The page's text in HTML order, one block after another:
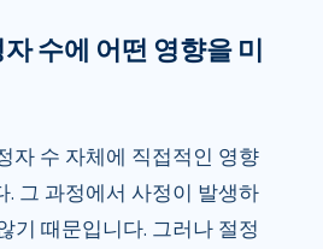
수에 어떤 영향을 미
자 수 자체에 직접적인 영향
. 그 과정에서 사정이 발생하
기 때문입니다. 그러나 절정